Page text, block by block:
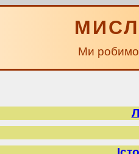
Ми робимо